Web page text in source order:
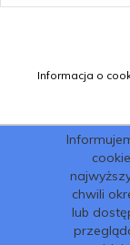
Informacja o
chwili
lub